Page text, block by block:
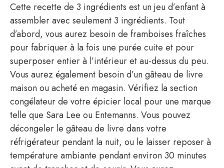
Cette recette de 3 ingrédients est un jeu d’enfant à
assembler avec seulement 3 ingrédients. Tout
d’abord, vous aurez besoin de framboises fraîches
pour fabriquer à la fois une purée cuite et pour
superposer entier à l’intérieur et au-dessus du peu.
Vous aurez également besoin d’un gâteau de livre
maison ou acheté en magasin. Vérifiez la section
congélateur de votre épicier local pour une marque
telle que Sara Lee ou Entemanns. Vous pouvez
décongeler le gâteau de livre dans votre
réfrigérateur pendant la nuit, ou le laisser reposer à
température ambiante pendant environ 30 minutes